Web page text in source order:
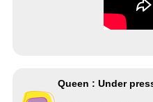
Queen : Under